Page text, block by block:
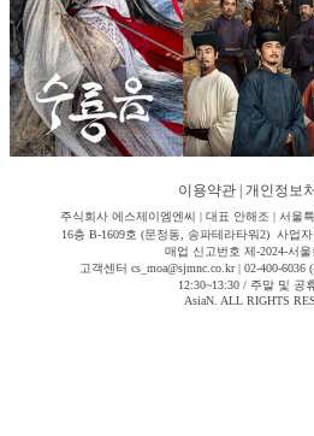
이용약관 개인정보
주식회사 에스제이엠엔씨 | 대표 안해조 | 서울
16층 B-1609호 (문정동, 송파테라타워2) 사업
매업 신고번호 제-2024-서울
고객센터 cs_moa@sjmnc.co.kr | 02-400-
12:30~13:30 / 주말 및 공
AsiaN. ALL RIGHTS